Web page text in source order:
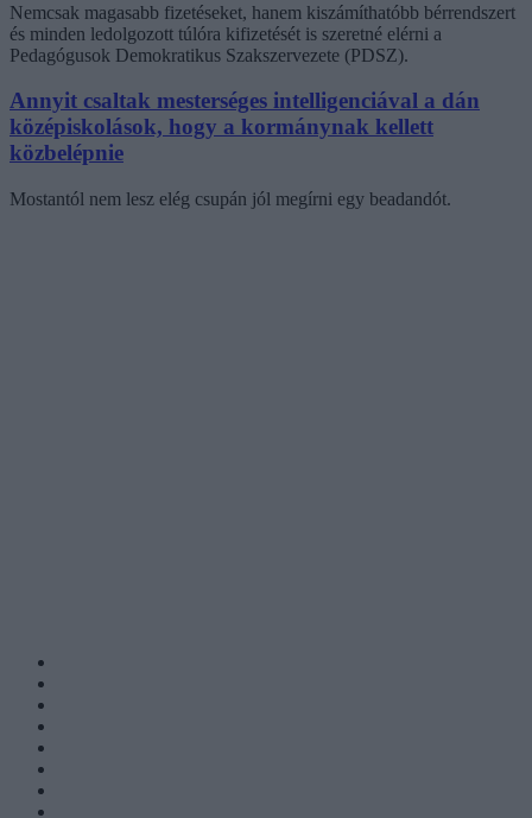
Nemcsak magasabb fizetéseket, hanem kiszámíthatóbb bérrendszert
és minden ledolgozott túlóra kifizetését is szeretné elérni a
Pedagógusok Demokratikus Szakszervezete (PDSZ).
Annyit csaltak mesterséges intelligenciával a dán
középiskolások, hogy a kormánynak kellett
közbelépnie
Mostantól nem lesz elég csupán jól megírni egy beadandót.